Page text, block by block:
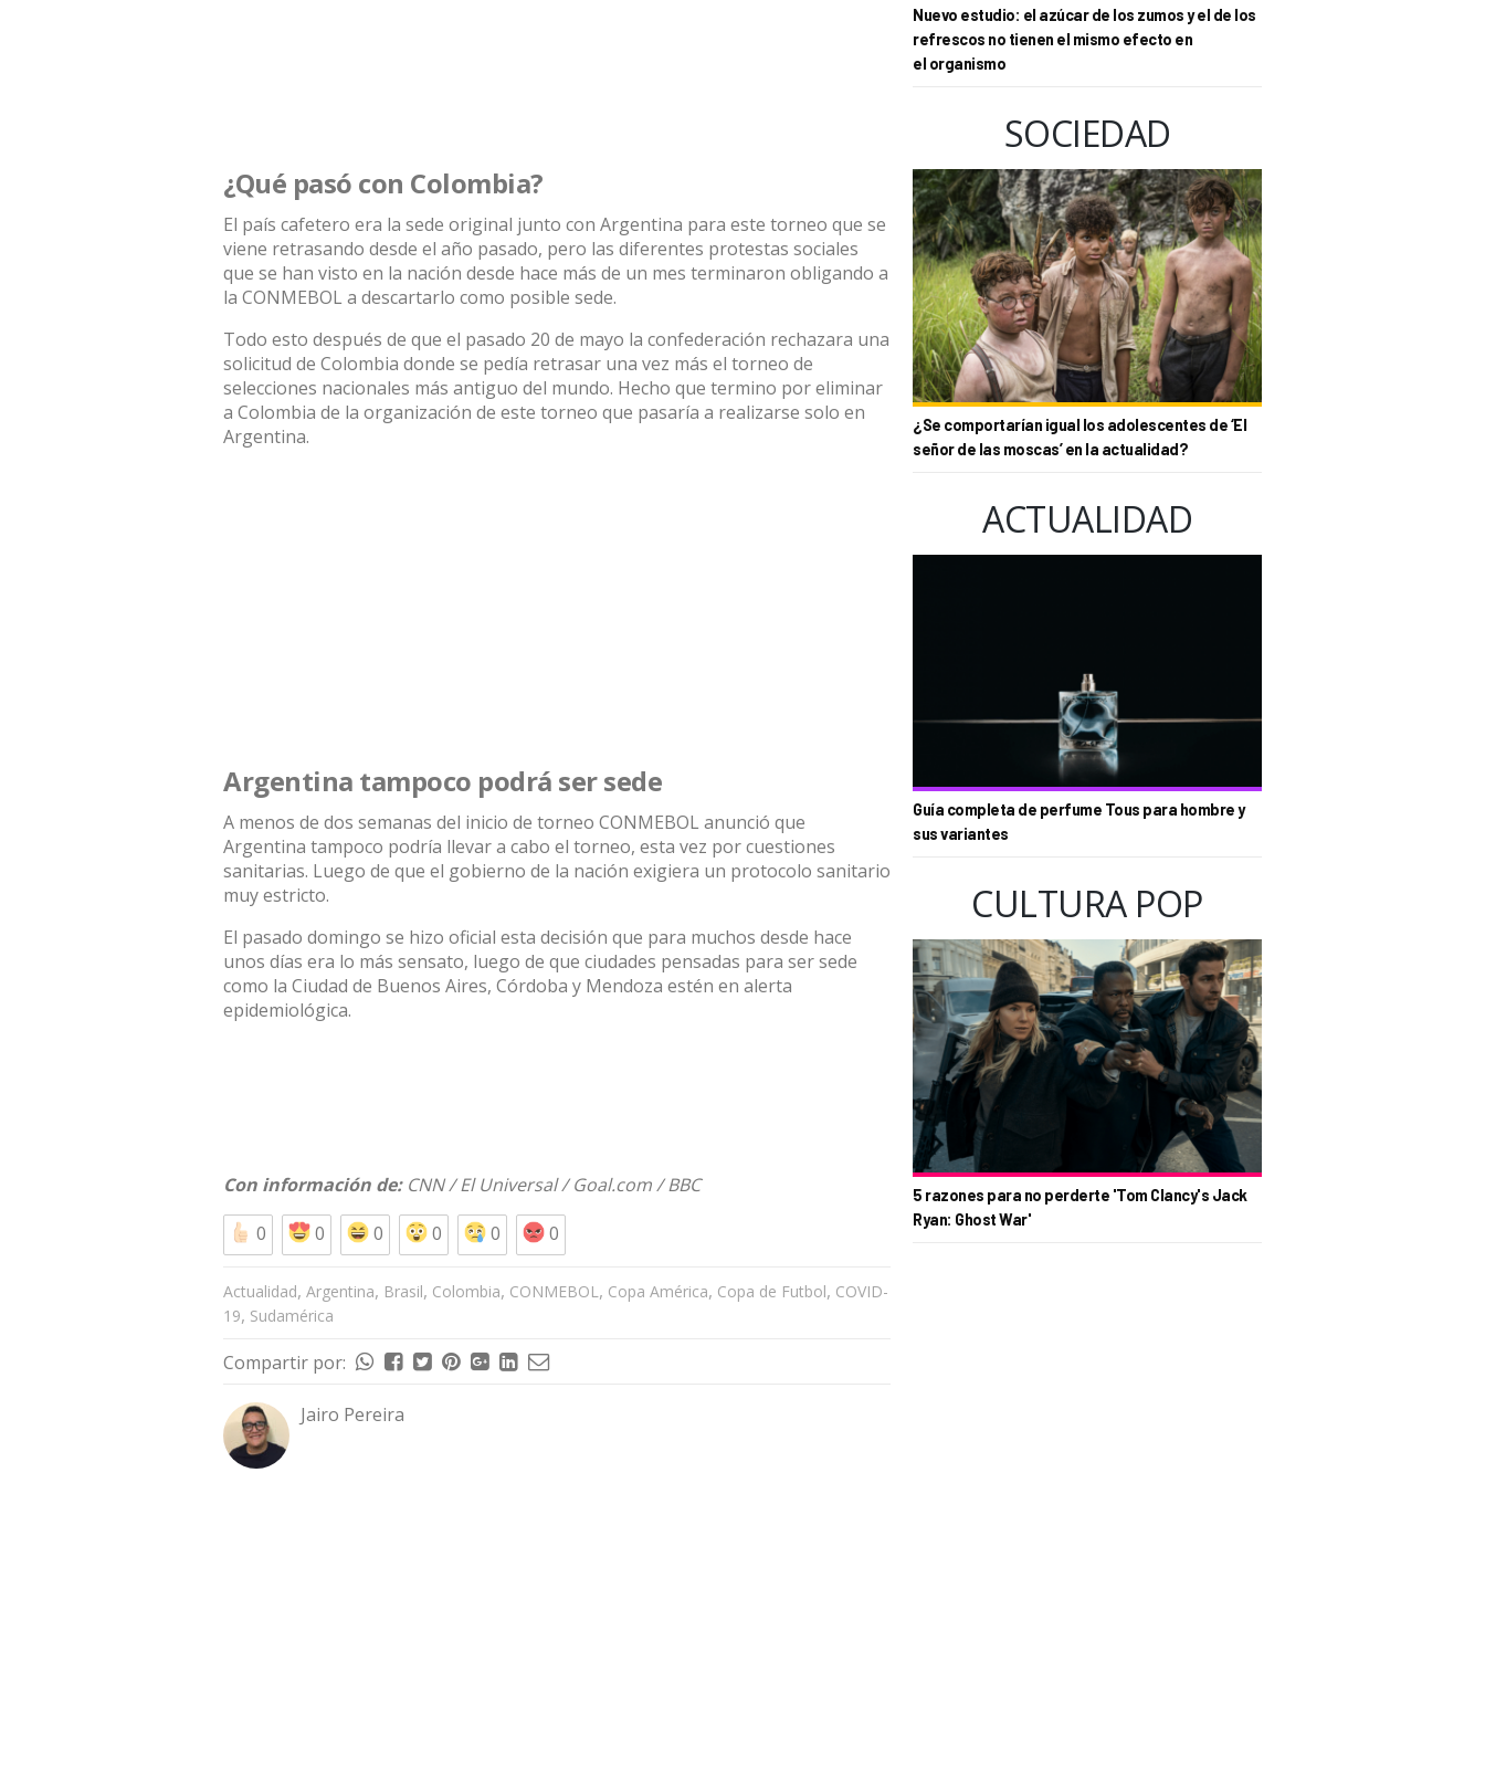
¿Qué pasó con Colombia?
El país cafetero era la sede original junto con Argentina para este torneo que se
viene retrasando desde el año pasado, pero las diferentes protestas sociales
que se han visto en la nación desde hace más de un mes terminaron obligando a
la CONMEBOL a descartarlo como posible sede.
Todo esto después de que el pasado 20 de mayo la confederación rechazara una
solicitud de Colombia donde se pedía retrasar una vez más el torneo de
selecciones nacionales más antiguo del mundo. Hecho que termino por eliminar
a Colombia de la organización de este torneo que pasaría a realizarse solo en
Argentina.
Argentina tampoco podrá ser sede
A menos de dos semanas del inicio de torneo CONMEBOL anunció que
Argentina tampoco podría llevar a cabo el torneo, esta vez por cuestiones
sanitarias. Luego de que el gobierno de la nación exigiera un protocolo sanitario
muy estricto.
El pasado domingo se hizo oficial esta decisión que para muchos desde hace
unos días era lo más sensato, luego de que ciudades pensadas para ser sede
como la Ciudad de Buenos Aires, Córdoba y Mendoza estén en alerta
epidemiológica.
Con información de: CNN/El Universal/Goal.com/BBC
0
0 0 0 0 0
Actualidad, Argentina, Brasil, Colombia, CONMEBOL, Copa América, Copa de Futbol, COVID-
19, Sudamérica
Compartir por:
Jairo Pereira
Nuevo estudio: el azúcar de los zumos y el de los
refrescos no tienen el mismo efecto en
el organismo
SOCIEDAD
¿Se comportarían igual los adolescentes de ‘El
señor de las moscas’ en la actualidad?
ACTUALIDAD
Guía completa de perfume Tous para hombre y
sus variantes
CULTURA POP
5 razones para no perderte 'Tom Clancy's Jack
Ryan: Ghost War'